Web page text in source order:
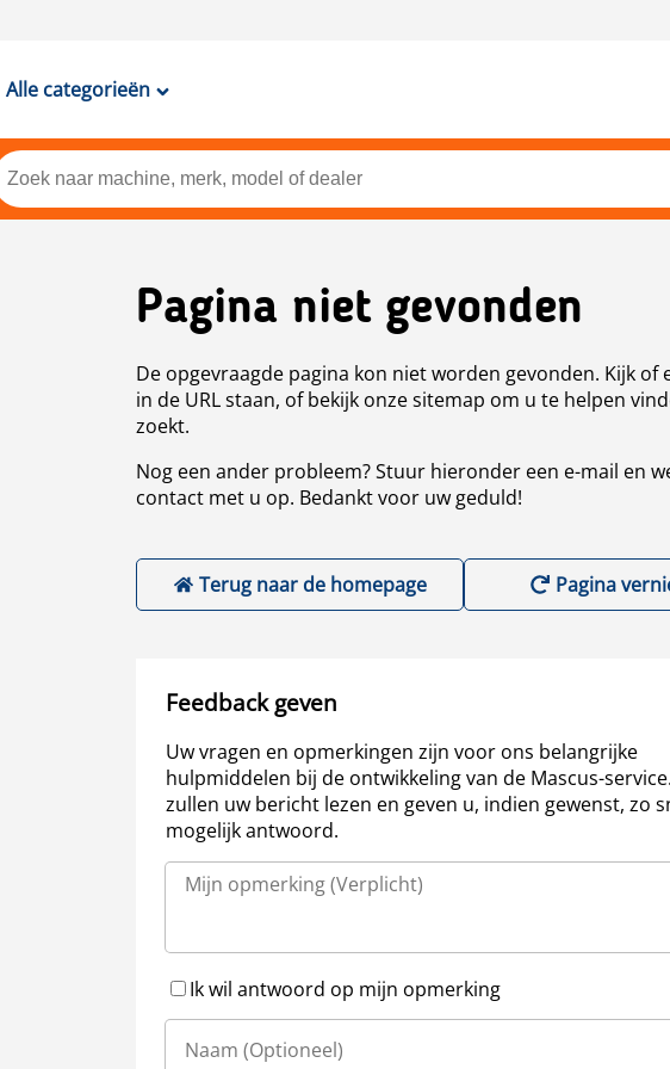
Alle categorieën
Pagina niet gevonden
De opgevraagde pagina kon niet worden gevonden. Kijk of
in de URL staan, of bekijk onze sitemap om u te helpen
zoekt.
Nog een ander probleem? Stuur hieronder een e-mail en
contact met u op. Bedankt voor uw geduld!
Terug naar de homepage Pagina
Feedback geven
Uw vragen en opmerkingen zijn voor ons belangrijke
hulpmiddelen bij de ontwikkeling van de Mascus-
zullen uw bericht lezen en geven u, indien gewenst, zo
mogelijk antwoord.
Ik wil antwoord op mijn opmerking